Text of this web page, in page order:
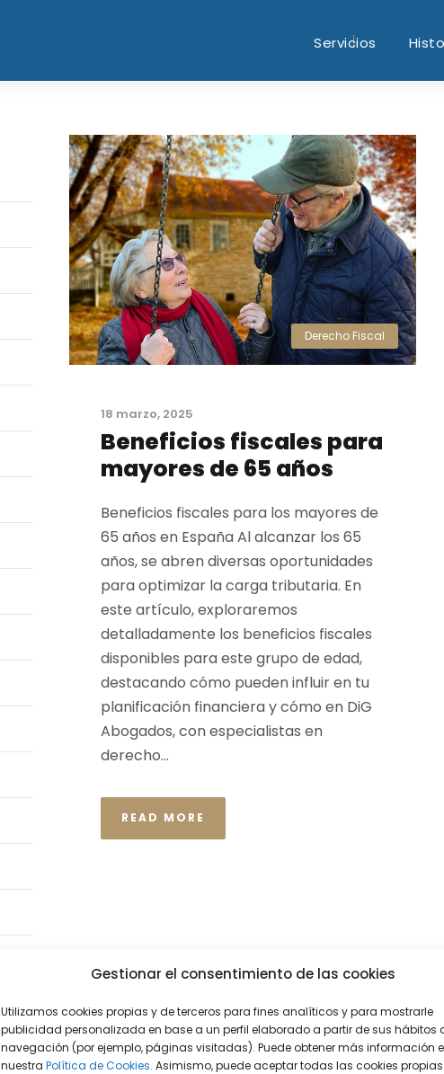
Gestionar el consentimiento de las cookies
Utilizamos cookies propias y de terceros para fines analíticos y para mostrarle
publicidad personalizada en base a un perfil elaborado a partir de sus hábitos
navegación (por ejemplo, páginas visitadas). Puede obtener más información
nuestra Política de Cookies. Asimismo, puede aceptar todas las cookies
Servicios
Derecho Fiscal
18 marzo, 2025
Beneficios fiscales para
mayores de 65 años
Beneficios fiscales para los mayores de
65 años en España Al alcanzar los 65
años, se abren diversas oportunidades
para optimizar la carga tributaria. En
este artículo, exploraremos
detalladamente los beneficios fiscales
disponibles para este grupo de edad,
destacando cómo pueden influir en tu
planificación financiera y cómo en DiG
Abogados, con especialistas en
derecho...
READ MORE